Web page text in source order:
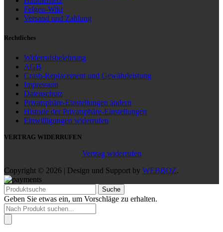
Felgen-Wiki
Versand und Zahlung
Rechtliches
Widerrufsbelehrung
AGB
Crash-Replacement und Gewährleistung
Impressum
Datenschutz
Privatsphäre-Einstellungen ändern
Historie der Privatsphäre-Einstellungen
Einwilligungen widerrufen
VERTRAG WIDERRUFEN
Vertrag widerrufen
Copyright © 2026 | Design und Support by WEBBOZ.
Suche
Geben Sie etwas ein, um Vorschläge zu erhalten.
Products
search